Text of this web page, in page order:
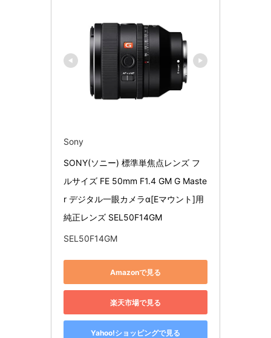
Sony
SONY(ソニー) 標準単焦点レンズ フ
ルサイズ FE 50mm F1.4 GM G Maste
r デジタル一眼カメラα[Eマウント]用
純正レンズ SEL50F14GM
SEL50F14GM
Amazonで見る
楽天市場で見る
Yahoo!ショッピングで見る